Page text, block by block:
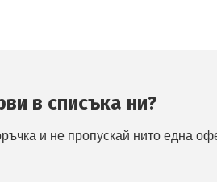
в списъка ни?
и не пропускай нито една